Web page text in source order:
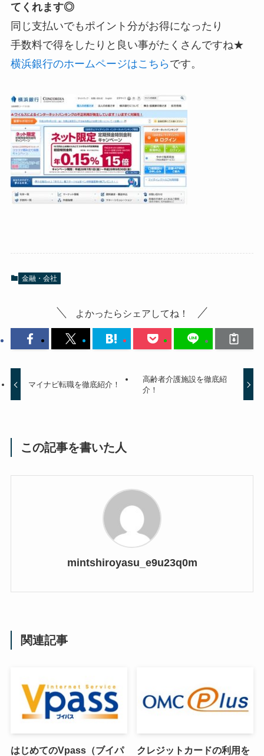
てくれます◎
同じ支払いでもポイント分がお得になったり
手数料で得をしたりと良い事がたくさんですね★
横浜銀行のホームページはこちら です。
金融・会社
よかったらシェアしてね！
マイナビ転職を徹底紹介！
高齢者介護施設を徹底紹
介！
この記事を書いた人
mintshiroyasu_e9u23q0m
関連記事
はじめてのVpass（ブイパ
クレジットカードの利用を